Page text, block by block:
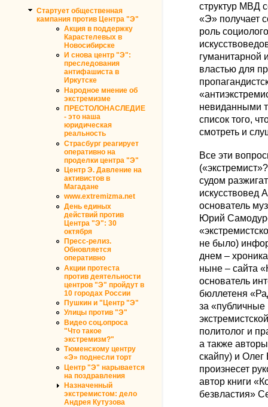
Стартует общественная
кампания против Центра "Э"
Акция в поддержку
Карастелевых в
Новосибирске
И снова центр "Э":
преследования
антифашиста в
Иркутске
Народное мнение об
экстремизме
ПРЕСТОЛОНАСЛЕДИЕ
- это наша
юридическая
реальность
Страсбург реагирует
оперативно на
проделки центра "Э"
Центр Э. Давление на
активистов в
Магадане
www.extremizma.net
День единых
действий против
Центра "Э": 30
октября
Пресс-релиз.
Обновляется
оперативно
Акции протеста
против деятельности
центров "Э" пройдут в
10 городах России
Пушкин и "Центр "Э"
Улицы против "Э"
Видео соц.опроса
"Что такое
экстремизм?"
Тюменскому центру
«Э» поднесли торт
Центр "Э" нарывается
на поздравления
Назначенный
экстремистом: дело
Андрея Кутузова
структур МВД
«Э» получает
роль
гуманитарной
властью для
невиданными
список того,
смотреть и
Все эти
судом
основатель
Юрий
не было)
днем –
ныне – сайта
основатель
бюллетеня
за
политолог и
а также
скайпу) и Олег
произнесет
автор книги
безвластия»